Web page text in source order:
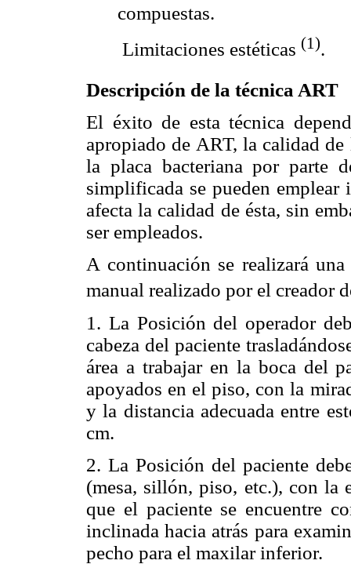
compuestas.
 Limitaciones estéticas (1).
Descripción de la técnica ART
El éxito de esta técnica
apropiado de ART, la calidad
la placa bacteriana por parte
simplificada se pueden
afecta la calidad de ésta, sin
ser empleados.
A continuación se realizará
manual realizado por el creador
1. La Posición del operador
cabeza del paciente
área a trabajar en la boca del
apoyados en el piso, con la
y la distancia adecuada entre
cm.
2. La Posición del paciente
(mesa, sillón, piso, etc.), con la
que el paciente se encuentre
inclinada hacia atrás para
pecho para el maxilar inferior.